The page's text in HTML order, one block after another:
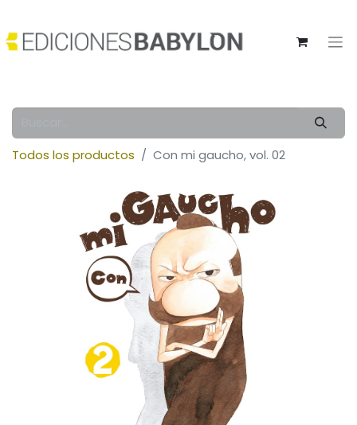
Todos los productos Con mi gaucho, vol. 02